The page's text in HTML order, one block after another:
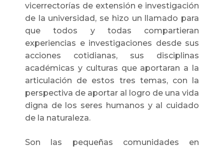
vicerrectorías de extensión e investigación
de la universidad, se hizo un llamado para
que todos y todas compartieran
experiencias e investigaciones desde sus
acciones cotidianas, sus disciplinas
académicas y culturas que aportaran a la
articulación de estos tres temas, con la
perspectiva de aportar al logro de una vida
digna de los seres humanos y al cuidado
de la naturaleza.
Son las pequeñas comunidades en